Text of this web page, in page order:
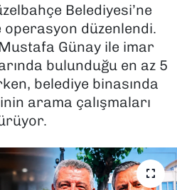
Belediyesi’ne
düzenlendi.
Günay ile imar
bulunduğu en az 5
belediye binasında
arama çalışmaları